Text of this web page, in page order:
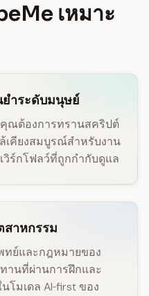
เหมาะ
ำระดับมนุษย์
คุณต้องการทรานสคริปต์
เคียงสมบูรณ์สำหรับงาน
ร์กโฟลว์ที่ถูกกำกับดูแล
สาหกรรม
ทย์และกฎหมายของ
านที่ผ่านการฝึกและ
โมเดล AI‑first ของ